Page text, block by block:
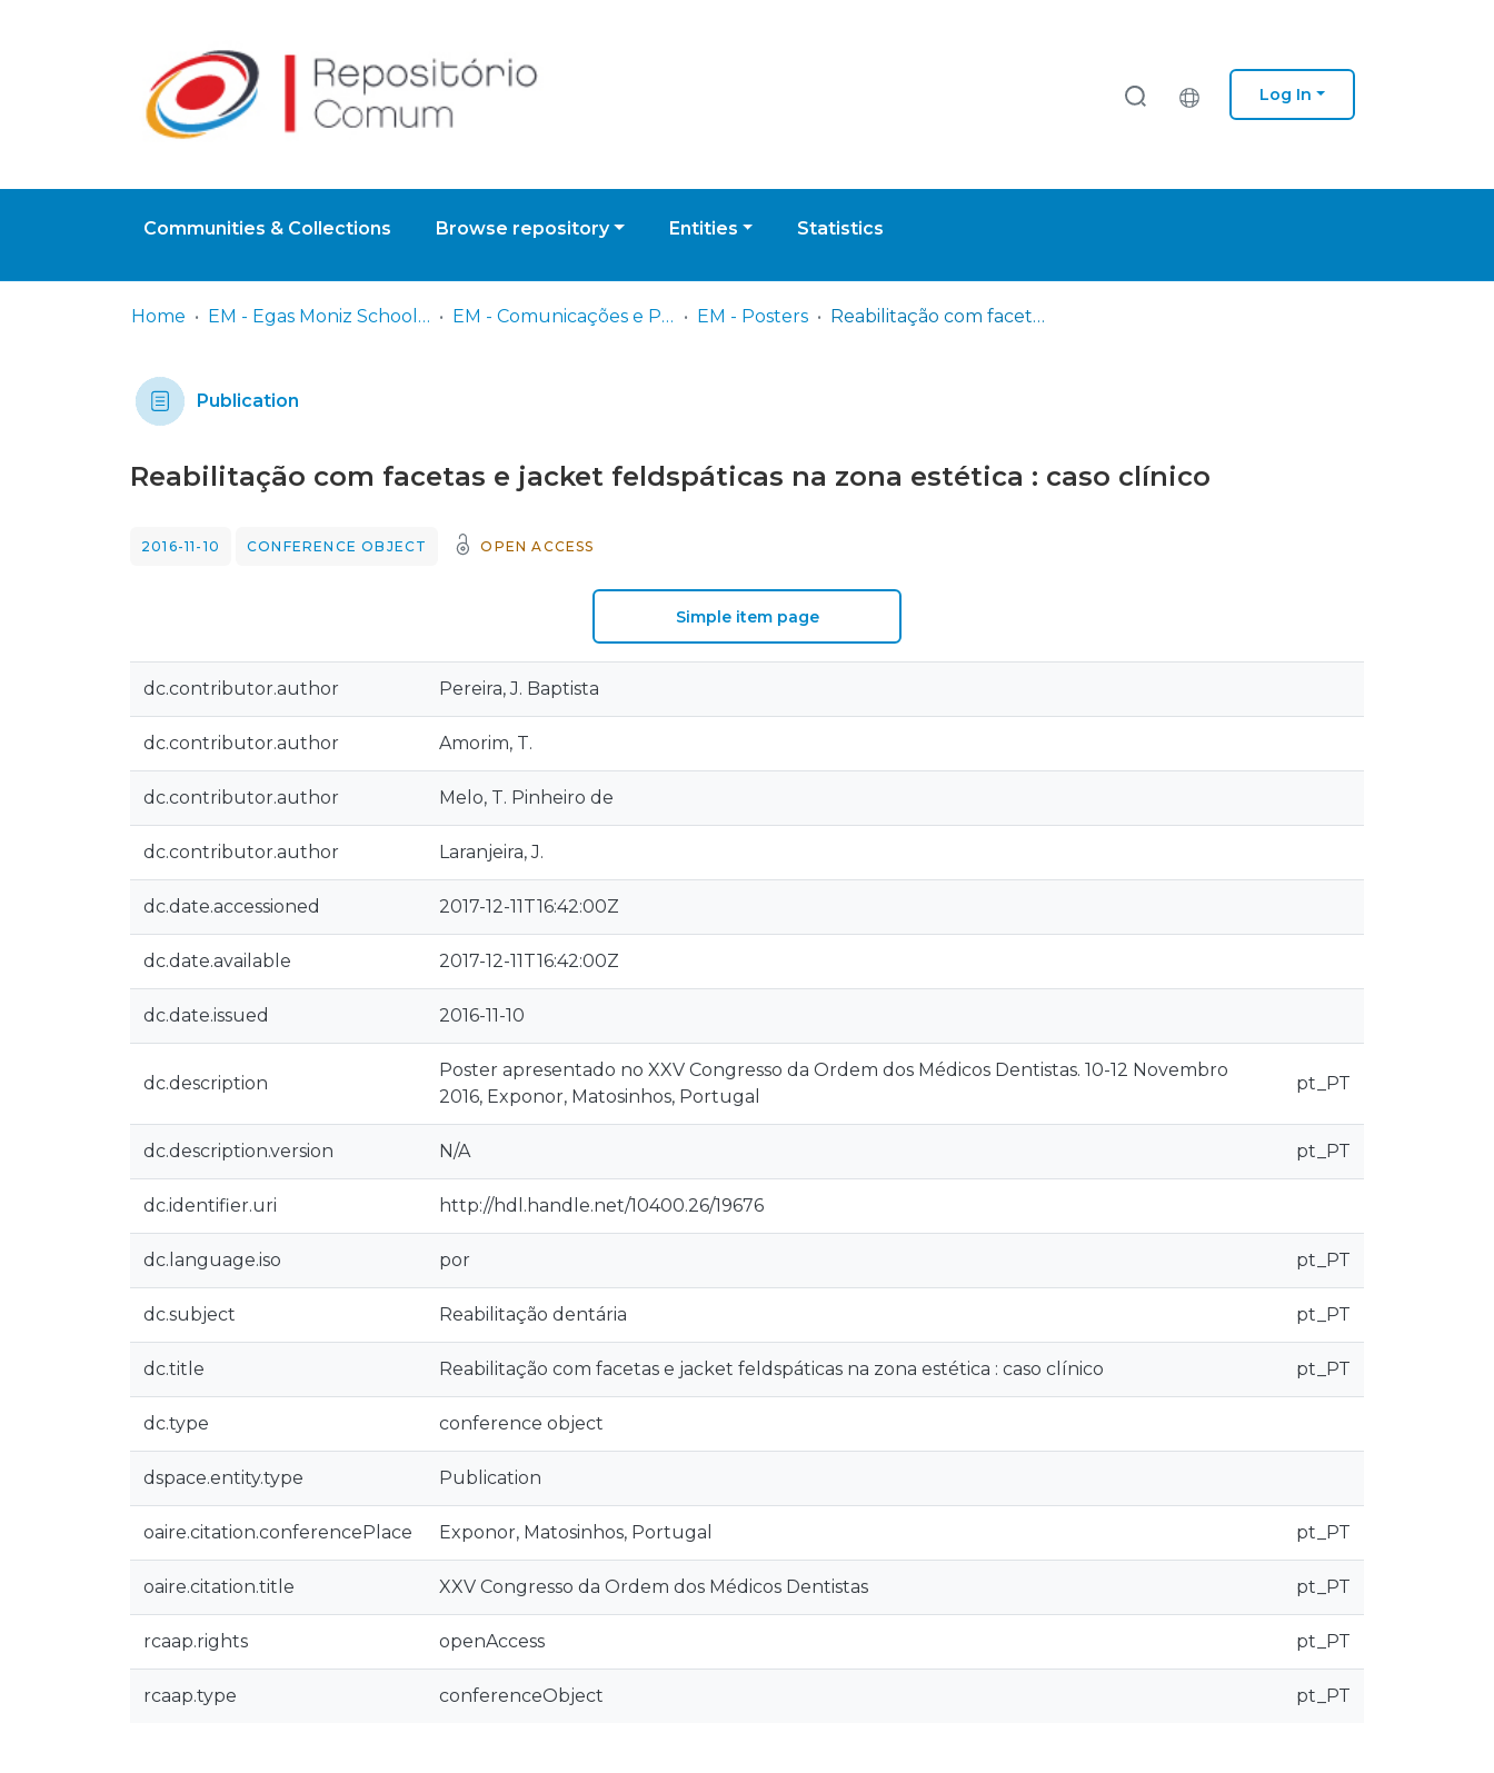
Log In
Communities & Collections Browse repository Entities Statistics
Home EM - Egas Moniz School of Health & Science EM - Comunicações e Posters EM - Posters Reabilitação com facetas e jacket feldspáticas na zona estética : caso clínico
Publication
Reabilitação com facetas e jacket feldspáticas na zona estética : caso clínico
2016-11-10 CONFERENCE OBJECT OPEN ACCESS
Simple item page
dc.contributor.author Pereira, J. Baptista
dc.contributor.author Amorim, T.
dc.contributor.author Melo, T. Pinheiro de
dc.contributor.author Laranjeira, J.
dc.date.accessioned 2017-12-11T16:42:00Z
dc.date.available 2017-12-11T16:42:00Z
dc.date.issued 2016-11-10
dc.description
Poster apresentado no XXV Congresso da Ordem dos Médicos Dentistas. 10-12 Novembro
2016, Exponor, Matosinhos, Portugal
pt_PT
dc.description.version N/A pt_PT
dc.identifier.uri http://hdl.handle.net/10400.26/19676
dc.language.iso por pt_PT
dc.subject Reabilitação dentária pt_PT
dc.title Reabilitação com facetas e jacket feldspáticas na zona estética : caso clínico pt_PT
dc.type conference object
dspace.entity.type Publication
oaire.citation.conferencePlace Exponor, Matosinhos, Portugal pt_PT
oaire.citation.title XXV Congresso da Ordem dos Médicos Dentistas pt_PT
rcaap.rights openAccess pt_PT
rcaap.type conferenceObject pt_PT